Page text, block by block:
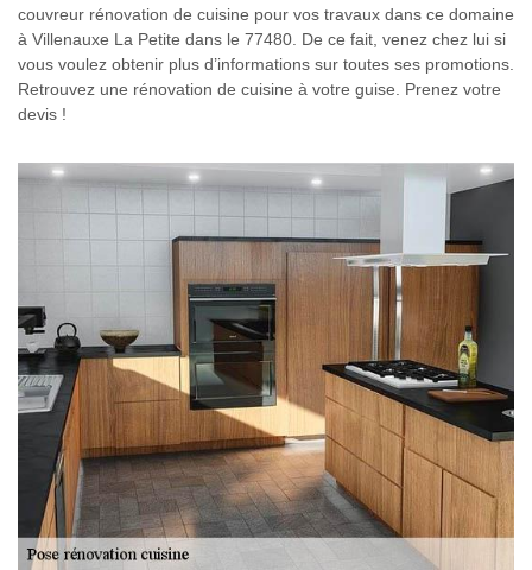
couvreur rénovation de cuisine pour vos travaux dans ce domaine
à Villenauxe La Petite dans le 77480. De ce fait, venez chez lui si
vous voulez obtenir plus d’informations sur toutes ses promotions.
Retrouvez une rénovation de cuisine à votre guise. Prenez votre
devis !